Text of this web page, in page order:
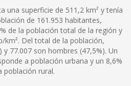
una superficie de 511,2 km² y tenía
de 161.953 habitantes,
de la población total de la región y
km². Del total de la población,
y 77.007 son hombres (47,5%). Un
a población urbana y un 8,6%
población rural.